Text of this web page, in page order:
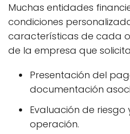
Muchas entidades
condiciones
características de cada
de la empresa que
Presentación del
documentación
Evaluación de
operación.